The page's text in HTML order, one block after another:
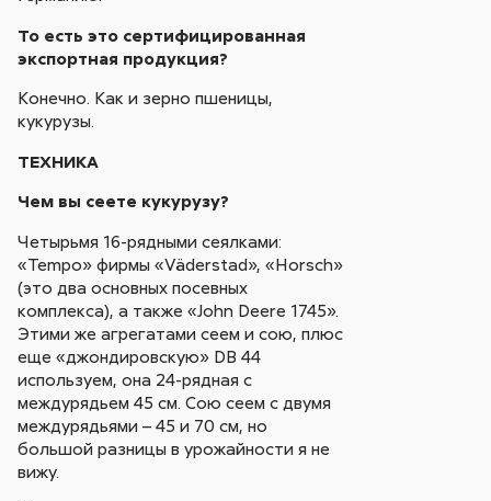
То есть это сертифицированная
экспортная продукция?
Конечно. Как и зерно пшеницы,
кукурузы.
ТЕХНИКА
Чем вы сеете кукурузу?
Четырьмя 16-рядными сеялками:
«Tempo» фирмы «Väderstad», «Horsch»
(это два основных посевных
комплекса), а также «John Deere 1745».
Этими же агрегатами сеем и сою, плюс
еще «джондировскую» DB 44
используем, она 24-рядная с
междурядьем 45 см. Сою сеем с двумя
междурядьями – 45 и 70 см, но
большой разницы в урожайности я не
вижу.